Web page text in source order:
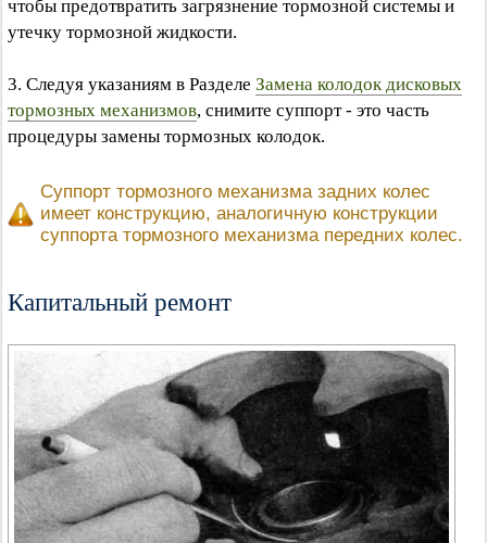
чтобы предотвратить загрязнение тормозной системы и
утечку тормозной жидкости.
3. Следуя указаниям в Разделе Замена колодок дисковых
тормозных механизмов, снимите суппорт - это часть
процедуры замены тормозных колодок.
Суппорт тормозного механизма задних колес
имеет конструкцию, аналогичную конструкции
суппорта тормозного механизма передних колес.
Капитальный ремонт